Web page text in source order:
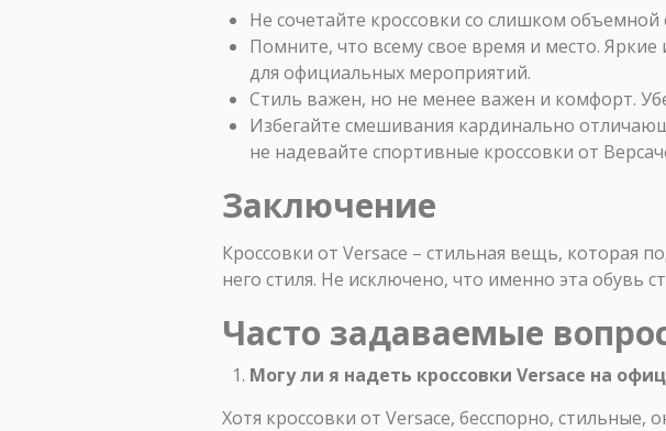
Не сочетайте кроссовки со слишком
Помните, что всему свое время и место.
для официальных мероприятий.
Стиль важен, но не менее важен и комфорт.
Избегайте смешивания кардинально
не надевайте спортивные кроссовки от
Заключение
Кроссовки от Versace – стильная вещь, которая
него стиля. Не исключено, что именно эта обувь
Часто задаваемые
Могу ли я надеть кроссовки Versace на
Хотя кроссовки от Versace, бесспорно,